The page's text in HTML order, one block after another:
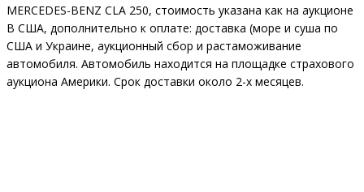
MERCEDES-BENZ CLA 250, стоимость указана как на аукционе
В США, дополнительно к оплате: доставка (море и суша по
США и Украине, аукционный сбор и растаможивание
автомобиля. Автомобиль находится на площадке страхового
аукциона Америки. Срок доставки около 2-x месяцев.